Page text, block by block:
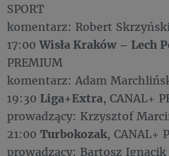
SPORT
komentarz: Robert
17:00Wisła Kraków – Lech
PREMIUM
komentarz: Adam
19:30 Liga+Extra, CANAL+
prowadzący: Krzysztof
21:00 Turbokozak, CANAL+
prowadzący: Bartosz Ignacik